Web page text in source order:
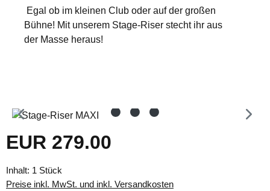
Egal ob im kleinen Club oder auf der großen
Bühne! Mit unserem Stage-Riser stecht ihr aus
der Masse heraus!
Bildergalerie überspringen
Regulärer Preis:
EUR 279.00
Inhalt: 1 Stück
Preise inkl. MwSt. und inkl. Versandkosten